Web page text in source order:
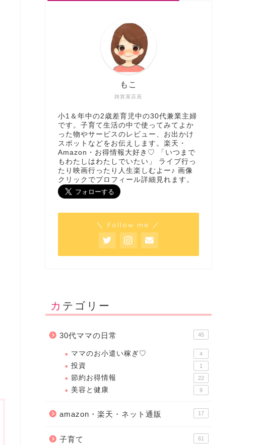
雑貨屋店員
もこ
小1＆年中の2歳差育児中の30代兼業主婦
です。子育て生活の中で使ってみてよか
った物やサービスのレビュー、お出かけ
スポットなどをお伝えします。楽天・
Amazon・お得情報大好き♡ 「いつまで
もわたしはわたしでいたい」 ライブ行っ
たり映画行ったり人生楽しむよー♪ 画像
クリックでプロフィール詳細見れます。
＼ Follow me ／
カテゴリー
30代ママの日常 45
ママのお小遣い稼ぎ♡ 4
投資 1
節約お得情報 22
美容と健康 9
amazon・楽天・ネット通販 17
子育て 61